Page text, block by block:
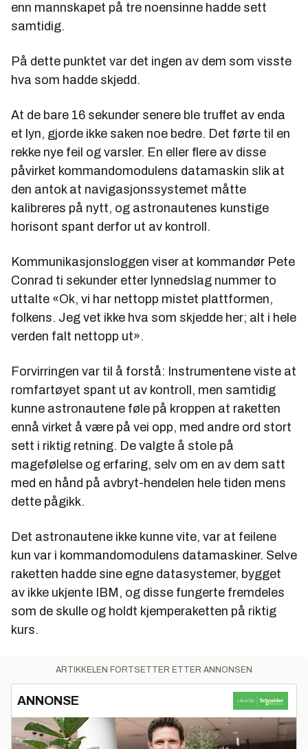
enn mannskapet på tre noensinne hadde sett
samtidig.
På dette punktet var det ingen av dem som visste
hva som hadde skjedd.
At de bare 16 sekunder senere ble truffet av enda
et lyn, gjorde ikke saken noe bedre. Det førte til en
rekke nye feil og varsler. En eller flere av disse
påvirket kommandomodulens datamaskin slik at
den antok at navigasjonssystemet måtte
kalibreres på nytt, og astronautenes kunstige
horisont spant derfor ut av kontroll.
Kommunikasjonsloggen viser at kommandør Pete
Conrad ti sekunder etter lynnedslag nummer to
uttalte «Ok, vi har nettopp mistet plattformen,
folkens. Jeg vet ikke hva som skjedde her; alt i hele
verden falt nettopp ut».
Forvirringen var til å forstå: Instrumentene viste at
romfartøyet spant ut av kontroll, men samtidig
kunne astronautene føle på kroppen at raketten
ennå virket å være på vei opp, med andre ord stort
sett i riktig retning. De valgte å stole på
magefølelse og erfaring, selv om en av dem satt
med en hånd på avbryt-hendelen hele tiden mens
dette pågikk.
Det astronautene ikke kunne vite, var at feilene
kun var i kommandomodulens datamaskiner. Selve
raketten hadde sine egne datasystemer, bygget
av ikke ukjente IBM, og disse fungerte fremdeles
som de skulle og holdt kjemperaketten på riktig
kurs.
ARTIKKELEN FORTSETTER ETTER ANNONSEN
ANNONSE